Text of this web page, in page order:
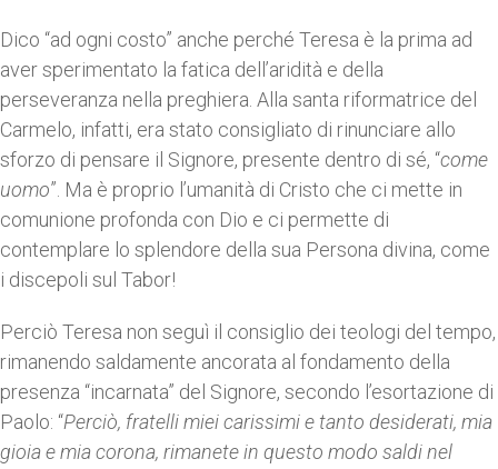
Dico “ad ogni costo” anche perché Teresa è la prima ad
aver sperimentato la fatica dell’aridità e della
perseveranza nella preghiera. Alla santa riformatrice del
Carmelo, infatti, era stato consigliato di rinunciare allo
sforzo di pensare il Signore, presente dentro di sé, “come
uomo”. Ma è proprio l’umanità di Cristo che ci mette in
comunione profonda con Dio e ci permette di
contemplare lo splendore della sua Persona divina, come
i discepoli sul Tabor!
Perciò Teresa non seguì il consiglio dei teologi del tempo,
rimanendo saldamente ancorata al fondamento della
presenza “incarnata” del Signore, secondo l’esortazione di
Paolo: “Perciò, fratelli miei carissimi e tanto desiderati, mia
gioia e mia corona, rimanete in questo modo saldi nel